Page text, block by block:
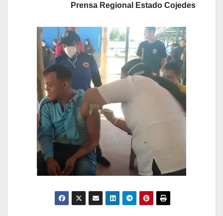
Prensa Regional Estado Cojedes